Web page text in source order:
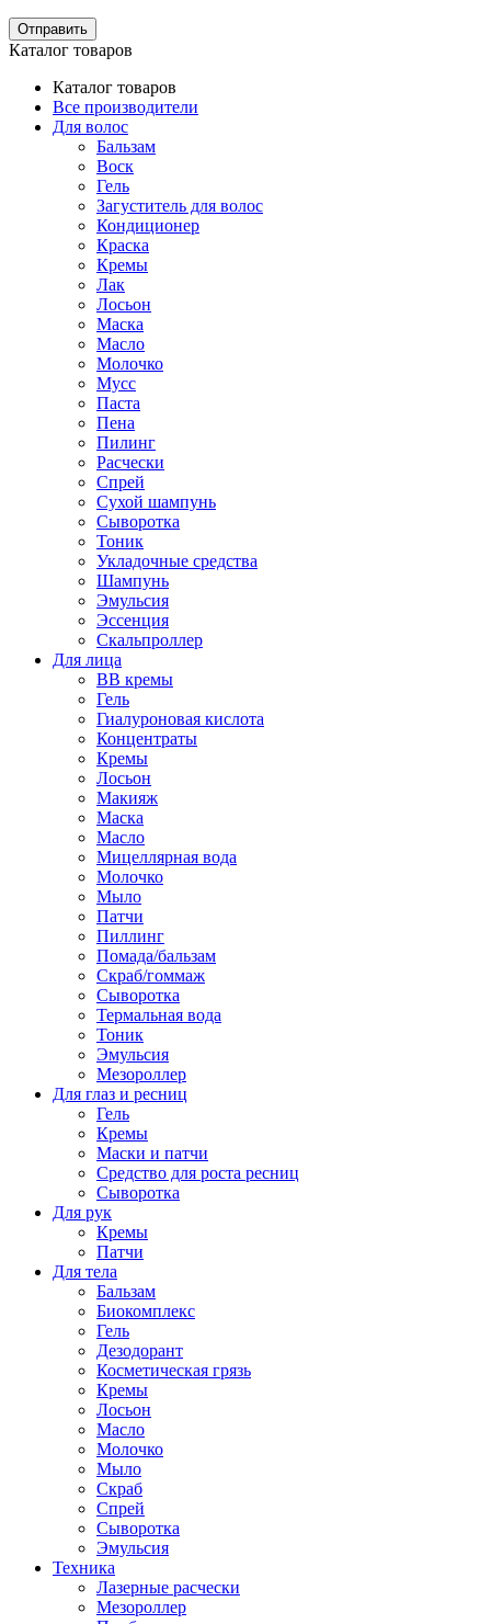
Отправить
Каталог товаров
Каталог товаров
Все производители
Для волос
Бальзам
Воск
Гель
Загуститель для волос
Кондиционер
Краска
Кремы
Лак
Лосьон
Маска
Масло
Молочко
Мусс
Паста
Пена
Пилинг
Расчески
Спрей
Сухой шампунь
Сыворотка
Тоник
Укладочные средства
Шампунь
Эмульсия
Эссенция
Скальпроллер
Для лица
BB кремы
Гель
Гиалуроновая кислота
Концентраты
Кремы
Лосьон
Макияж
Маска
Масло
Мицеллярная вода
Молочко
Мыло
Патчи
Пиллинг
Помада/бальзам
Скраб/гоммаж
Сыворотка
Термальная вода
Тоник
Эмульсия
Мезороллер
Для глаз и ресниц
Гель
Кремы
Маски и патчи
Средство для роста ресниц
Сыворотка
Для рук
Кремы
Патчи
Для тела
Бальзам
Биокомплекс
Гель
Дезодорант
Косметическая грязь
Кремы
Лосьон
Масло
Молочко
Мыло
Скраб
Спрей
Сыворотка
Эмульсия
Техника
Лазерные расчески
Мезороллер